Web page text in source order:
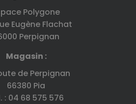
Polygone
Eugène Flachat
Perpignan
Magasin :
de Perpignan
66380 Pia
: 04 68 575 576